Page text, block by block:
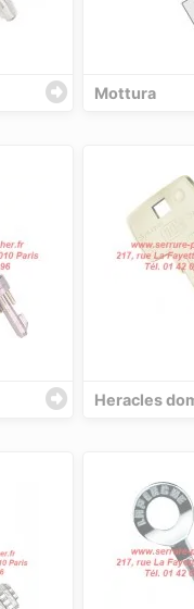
Mottura
Heracles